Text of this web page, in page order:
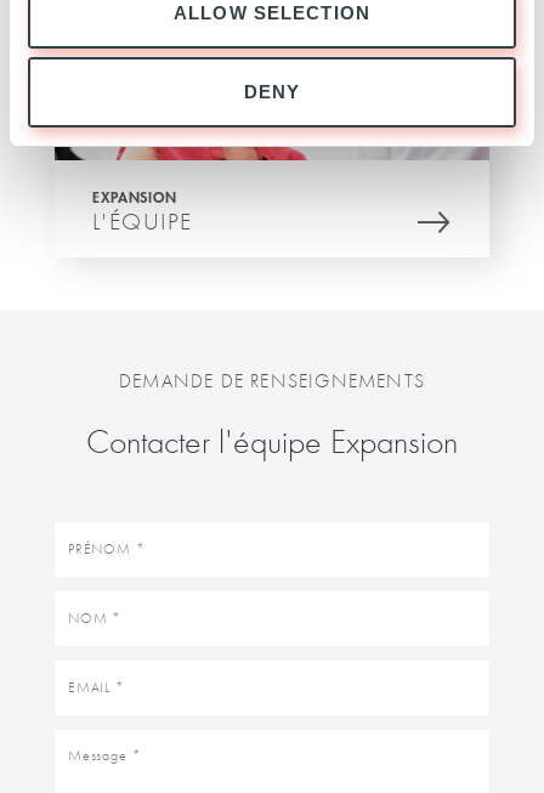
ALLOW SELECTION
DENY
EXPANSION
L'ÉQUIPE
DEMANDE DE RENSEIGNEMENTS
Contacter l'équipe Expansion
Prénom
Nom
Email
Message